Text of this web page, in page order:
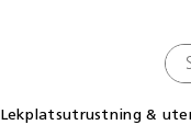
Lekplatsutrustning &